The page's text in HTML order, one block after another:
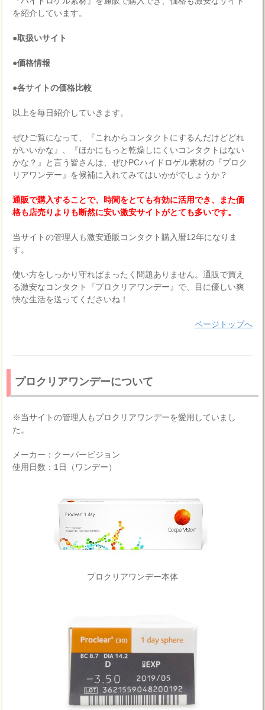
を紹介しています。
●取扱いサイト
●価格情報
●各サイトの価格比較
以上を毎日紹介していきます。
ぜひご覧になって、『これからコンタクトにするんだけどどれ
がいいかな』、『ほかにもっと乾燥しにくいコンタクトはない
かな？』と言う皆さんは、ぜひPCハイドロゲル素材の『プロク
リアワンデー』を候補に入れてみてはいかがでしょうか？
通販で購入することで、時間をとても有効に活用でき、また価
格も店売りよりも断然に安い激安サイトがとても多いです。
当サイトの管理人も激安通販コンタクト購入暦12年になりま
す。
使い方をしっかり守ればまったく問題ありません。通販で買え
る激安なコンタクト『プロクリアワンデー』で、目に優しい爽
快な生活を送ってくださいね！
ページトップへ
プロクリアワンデーについて
※当サイトの管理人もプロクリアワンデーを愛用していまし
た。
メーカー：クーパービジョン
使用日数：1日（ワンデー）
プロクリアワンデー本体